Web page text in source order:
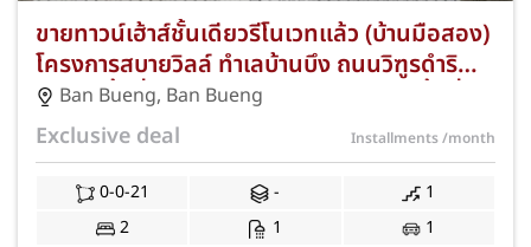
ขายทาวน์เฮ้าส์ชั้นเดียวรีโนเวทแล้ว (บ้านมือสอง)
โครงการสบายวิลล์ ทำเลบ้านบึง ถนนวิฑูรดำริ
ชลบุรี เนื้อที่ 21 ตร.ว. 2 ห้องนอน 1 ห้องน้ำ ที่
จอดรถ 1 คัน ใกล้ตลาดสดบ้านบึง โลตัสบ้านบึง
และถนนสาย 344 พร้อมฟรีค่าธรรมเนียมการโอน
และค่าจดจำนอง JS-310
Ban Bueng, Ban Bueng
Exclusive deal Installments/month
0-0-21 -
1
2
1 1